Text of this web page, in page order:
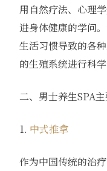
用自然疗法、心理
进身体健康的学问
生活习惯导致的各
的生殖系统进行科
二、男士养生SPA
1. 中式推拿
作为中国传统的治